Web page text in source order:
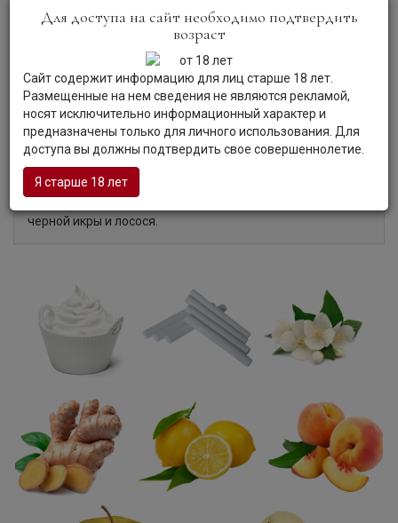
персика, азиатской груши и золотистого яблока, на смену
которым приходят акценты лимонного творога,
имбирного пряника, мела и жасмина.
Вкус яркий, электрический, с чистой фруктовой
сердцевиной, нюансами лимонной цедры, белых цветов
и очищенного миндаля, точным муссом и текстурной
атакой, завершающейся долгим, солоноватым
послевкусием.
Гастрономия:Шампанское станет украшением любого
торжества, так как изумительно сочетается с блюдами
высокой кухни. Оно великолепно в качестве аперитива и
черной икры и лосося.
Для доступа на сайт необходимо подтвердить
возраст
Сайт содержит информацию для лиц старше 18 лет.
Размещенные на нем сведения не являются рекламой,
носят исключительно информационный характер и
предназначены только для личного использования. Для
доступа вы должны подтвердить свое совершеннолетие.
Я старше 18 лет